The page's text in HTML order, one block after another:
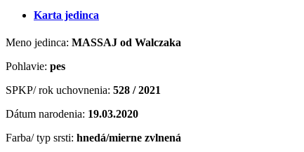
Karta jedinca
Meno jedinca: MASSAJ od Walczaka
Pohlavie: pes
SPKP/ rok uchovnenia: 528 / 2021
Dátum narodenia: 19.03.2020
Farba/ typ srsti: hnedá/mierne zvlnená